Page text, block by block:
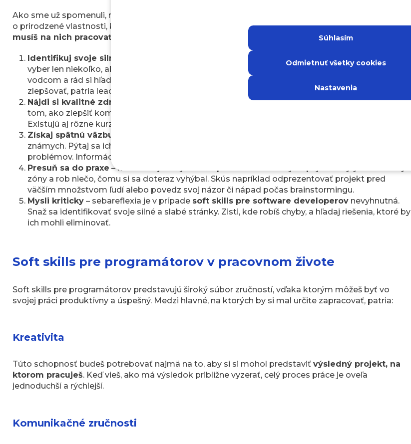
Ako sme už spomenuli, mäkké zručnosti sú vrodené črty, ktoré si človek spravidla nevie osvojiť. Ide
o prirodzené vlastnosti, ktoré sú v nás celý život. Aby si ich však mohol využiť vo svoj prospech,
musíš na nich pracovať
Identifikuj svoje silné stránky – v prvom rade zisti, aké sú tvojesilné stránky . Z nich si potom
vyber len niekoľko, aby si sa na ne mohol naplno sústrediť. Ak si bol napríklad vždy prirodzeným
vodcom a rád si hľadal riešenia na rôzne komplikácie, medzi soft skills, ktoré by si mal
zlepšovať, patria leadership a riešenie problémov.
Nájdi si kvalitné zdroje informácií
– skvelé sú knihy, odborné články, podcasty alebo videá o
tom, ako zlepšiť komunikáciu, ako zvládať stres alebo ako správne spolupracovať s ostatnými.
Existujú aj rôzne kurzy alebo testy, ktoré ti môžu výrazne pomôcť.
Získaj spätnú väzbu
známych. Pýtaj sa ich, ako hodnotia napríklad tvoju prácu v tíme alebo spôsob riešenia
problémov. Informácie, ktoré ti poskytnú, si niekde zapíš, aby si na ne nezabudol.
Presuň sa do praxe – nezabúdaj ich využívať v praxi. Pravidelne vystupuj zo svojej komfortnej
zóny a rob niečo, čomu si sa doteraz vyhýbal. Skús napríklad odprezentovať projekt pred
väčším množstvom ľudí alebo povedz svoj názor či nápad počas brainstormingu.
Mysli kriticky – sebareflexia je v prípade soft skills pre software developerov nevyhnutná.
Snaž sa identifikovať svoje silné a slabé stránky. Zisti, kde robíš chyby, a hľadaj riešenia, ktoré by
ich mohli eliminovať.
Soft skills pre programátorov v pracovnom živote
Soft skills pre programátorov predstavujú široký súbor zručností, vďaka ktorým môžeš byť vo
svojej práci produktívny a úspešný. Medzi hlavné, na ktorých by si mal určite zapracovať, patria:
Kreativita
Túto schopnosť budeš potrebovať najmä na to, aby si si mohol predstaviť výsledný projekt, na
ktorom pracuješ. Keď vieš, ako má výsledok približne vyzerať, celý proces práce je oveľa
jednoduchší a rýchlejší.
Komunikačné zručnosti
Súhlasím
Odmietnuť všetky cookies
Nastavenia